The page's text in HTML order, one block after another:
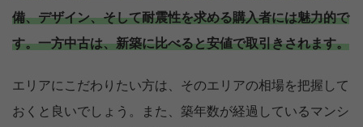
備、デザイン、そして耐震性を求める購入者には魅力的で
す。一方中古は、新築に比べると安値で取引きされます。
エリアにこだわりたい方は、そのエリアの相場を把握して
おくと良いでしょう。また、築年数が経過しているマンシ